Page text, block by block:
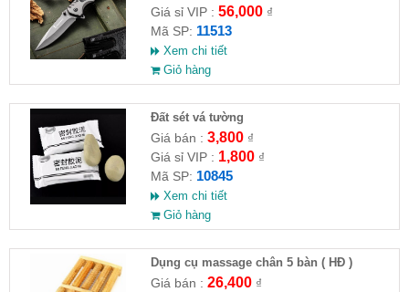
Giá sỉ VIP : 56,000₫
Mã SP: 11513
Xem chi tiết
Giỏ hàng
Đất sét vá tường
Giá bán : 3,800₫
Giá sỉ VIP : 1,800₫
Mã SP: 10845
Xem chi tiết
Giỏ hàng
Dụng cụ massage chân 5 bàn ( HĐ )
Giá bán : 26,400₫